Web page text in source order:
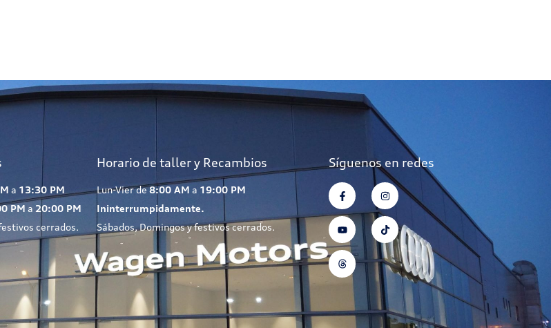
a 13:30 PM
PM a 20:00 PM
cerrados.
Horario de taller y Recambios
Lun-Vier de8:00 AM a 19:00 PM
Ininterrumpidamente.
Sábados, Domingos y festivos cerrados.
Síguenos en redes